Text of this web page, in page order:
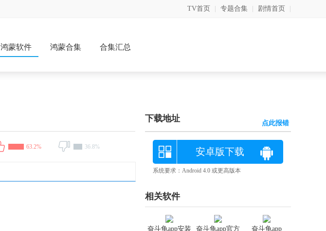
TV首页 专题合集 剧情首页
鸿蒙软件 鸿蒙合集 合集汇总
63.2% 36.8%
下载地址 点此报错
安卓版下载
系统要求：Android 4.0 或更高版本
相关软件
奋斗龟app
奋斗龟app官方
奋斗龟app安装